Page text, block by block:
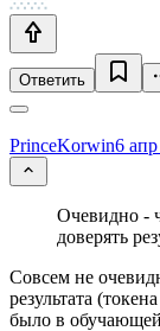
Ответить
PrinceKorwin6
Очевидно -
доверять
Совсем не
результата
было в